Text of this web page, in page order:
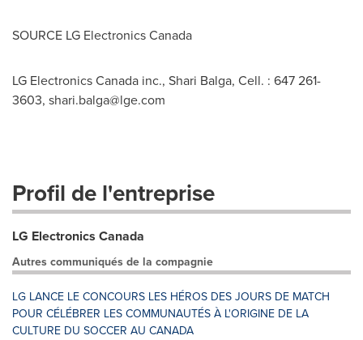
SOURCE LG Electronics Canada
LG Electronics Canada inc., Shari Balga, Cell. : 647 261-
3603, shari.balga@lge.com
Profil de l'entreprise
LG Electronics Canada
Autres communiqués de la compagnie
LG LANCE LE CONCOURS LES HÉROS DES JOURS DE MATCH
POUR CÉLÉBRER LES COMMUNAUTÉS À L'ORIGINE DE LA
CULTURE DU SOCCER AU CANADA